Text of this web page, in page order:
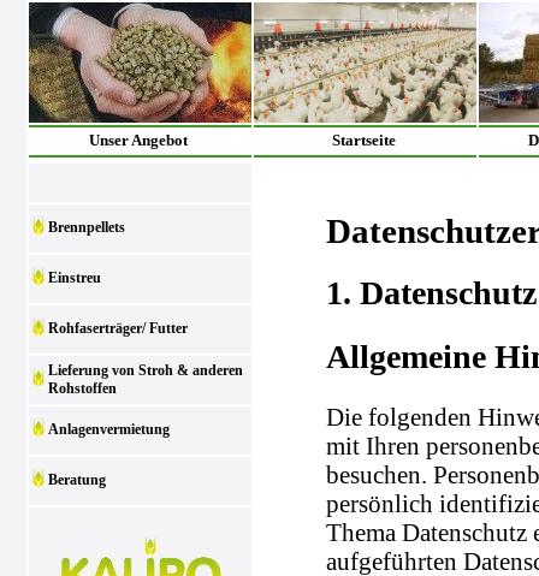
Unser Angebot Startseite
Brennpellets
Einstreu
Rohfaserträger/ Futter
Lieferung von Stroh & anderen
Rohstoffen
Anlagenvermietung
Beratung
1.
Allgemeine
Die folgenden
mit Ihren
besuchen.
persönlich
Thema Datenschutz
aufgeführten